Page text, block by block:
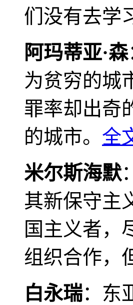
们没有去学
阿玛蒂亚·森
为贫穷的城
罪率却出奇
的城市。 全
米尔斯海默
其新保守主
国主义者，
组织合作，
白永瑞：东